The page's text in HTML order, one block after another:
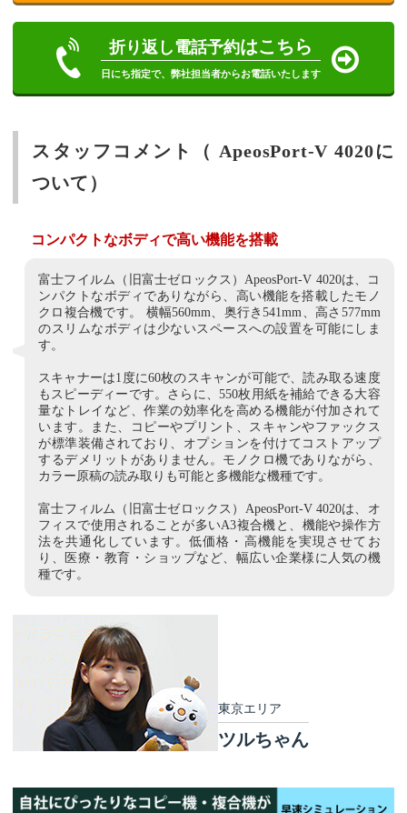
折り返し電話予約はこちら
日にち指定で、弊社担当者からお電話いたします
スタッフコメント（ ApeosPort-V 4020に
ついて）
東京エリア
ツルちゃん
コンパクトなボディで高い機能を搭載
富士フイルム（旧富士ゼロックス）ApeosPort-V 4020は、コ
ンパクトなボディでありながら、高い機能を搭載したモノ
クロ複合機です。 横幅560mm、奥行き541mm、高さ577mm
のスリムなボディは少ないスペースへの設置を可能にしま
す。
スキャナーは1度に60枚のスキャンが可能で、読み取る速度
もスピーディーです。さらに、550枚用紙を補給できる大容
量なトレイなど、作業の効率化を高める機能が付加されて
います。また、コピーやプリント、スキャンやファックス
が標準装備されており、オプションを付けてコストアップ
するデメリットがありません。モノクロ機でありながら、
カラー原稿の読み取りも可能と多機能な機種です。
富士フィルム（旧富士ゼロックス）ApeosPort-V 4020は、オ
フィスで使用されることが多いA3複合機と、機能や操作方
法を共通化しています。低価格・高機能を実現させてお
り、医療・教育・ショップなど、幅広い企業様に人気の機
種です。